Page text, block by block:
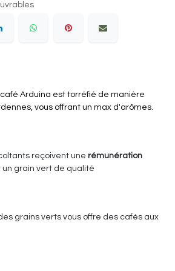
Arduina est torréfié de manière
vous offrant un max d'arômes.
reçoivent une rémunération
un grain vert de qualité
grains verts vous offre des cafés aux